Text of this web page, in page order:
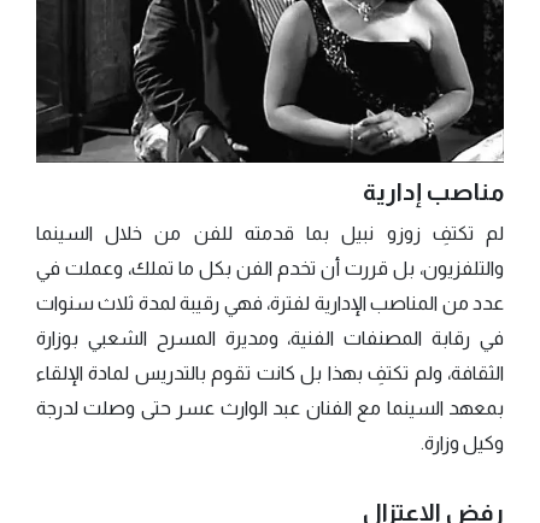
مناصب إدارية
لم تكتفِ زوزو نبيل بما قدمته للفن من خلال السينما
والتلفزيون، بل قررت أن تخدم الفن بكل ما تملك، وعملت في
عدد من المناصب الإدارية لفترة، فهي رقيبة لمدة ثلاث سنوات
في رقابة المصنفات الفنية، ومديرة المسرح الشعبي بوزارة
الثقافة، ولم تكتفِ بهذا بل كانت تقوم بالتدريس لمادة الإلقاء
بمعهد السينما مع الفنان عبد الوارث عسر حتى وصلت لدرجة
وكيل وزارة.
رفض الاعتزال